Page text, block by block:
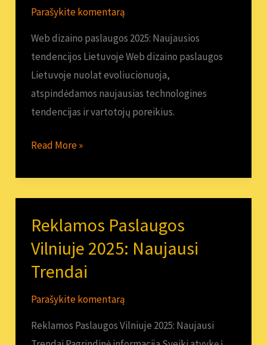
Parašykite komentarą
Web dizaino paslaugos 2025: Naujausios
tendencijos Lietuvoje Web dizaino paslaugos
Lietuvoje nuolat evoliucionuoja,
atspindėdamos naujausias technologines
tendencijas ir vartotojų poreikius.
Naujausios
Lietuvoje
Read More »
Reklamos Paslaugos
Vilniuje 2025: Naujausi
Trendai
Parašykite komentarą
Reklamos Paslaugos Vilniuje 2025: Naujausi
Reklamos
Paslaugos
Vilniuje
2025:
Naujausi